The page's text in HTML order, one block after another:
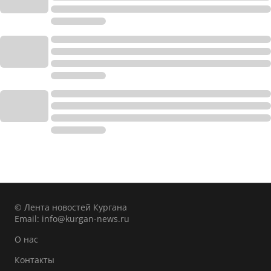
© Лента новостей Кургана
Email: info@kurgan-news.ru
О нас
Контакты